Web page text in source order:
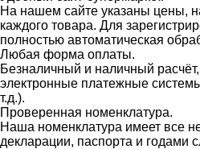
На нашем сайте указаны цены,
каждого товара. Для
полностью автоматическая
Любая форма оплаты.
Безналичный и наличный
электронные платежные
т.д.).
Проверенная номенклатура.
Наша номенклатура имеет все
декларации, паспорта и годами